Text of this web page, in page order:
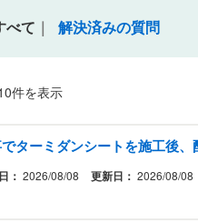
べて 解決済みの質問
件を表示
： 2026/08/08 更新日： 2026/08/08